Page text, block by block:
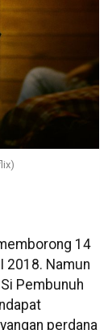
14
2018. Namun
Pembunuh
perdana